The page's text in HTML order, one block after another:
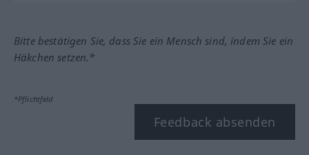
Bitte bestätigen Sie, dass Sie ein Mensch sind, indem Sie ein
Häkchen setzen.*
*Pflichtfeld
Feedback absenden